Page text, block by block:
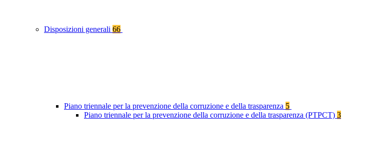
Disposizioni generali 66
Piano triennale per la prevenzione della corruzione e della trasparenza 5
Piano triennale per la prevenzione della corruzione e della trasparenza (PTPCT) 3